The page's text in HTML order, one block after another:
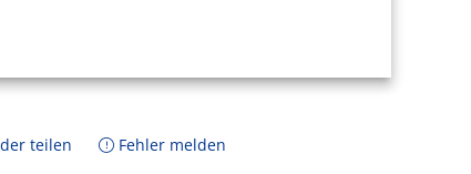
teilen Fehler melden